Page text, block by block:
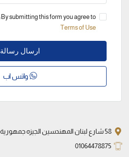
By submitting this form you agree to:
Terms of Use
ارسال رسالة
واتس اب
58 شارع لبنان المهندسين الجيزه جمهورية مصر العربية
01064478875